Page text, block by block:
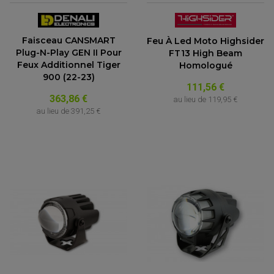
PROTECTION SILENCIEUX
PROTECTION LEVIER
ROULEMENT MOTO
ROULEMENT DE ROUE
ROULEMENT DE DIRECTION
TRANSMISSION
ACCESSOIRE SCOOTER MBK
ACCESSOIRE SCOOTER PIAGGIO
ACCESSOIRE SCOOTER SUZUKI
ACCESSOIRE SCOOTER VESPA
ACCESSOIRE SCOOTER YAMAHA
Faisceau CANSMART
Plug-N-Play GEN II Pour
Feux Additionnel Tiger
900 (22-23)
363,86 €
au lieu de 391,25 €
Feu À Led Moto Highsider
FT13 High Beam
Homologué
111,56 €
au lieu de 119,95 €